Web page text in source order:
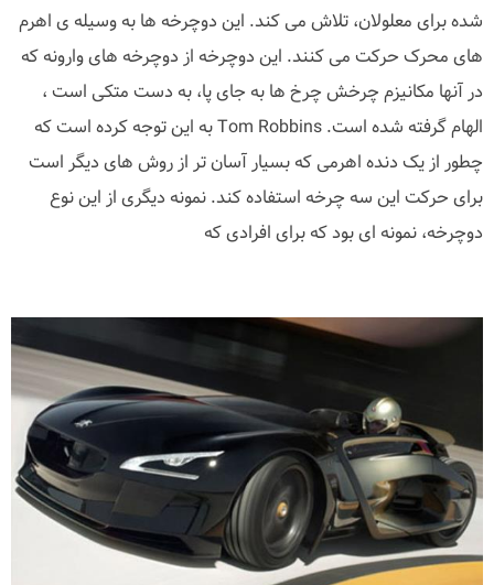
شده برای معلولان، تلاش می کند. این دوچرخه ها به وسیله ی اهرم
های محرک حرکت می کنند. این دوچرخه از دوچرخه های وارونه که
در آنها مکانیزم چرخش چرخ ها به جای پا، به دست متکی است ،
الهام گرفته شده است. Tom Robbins به این توجه کرده است که
چطور از یک دنده اهرمی که بسیار آسان تر از روش های دیگر است
برای حرکت این سه چرخه استفاده کند. نمونه دیگری از این نوع
دوچرخه، نمونه ای بود که برای افرادی که